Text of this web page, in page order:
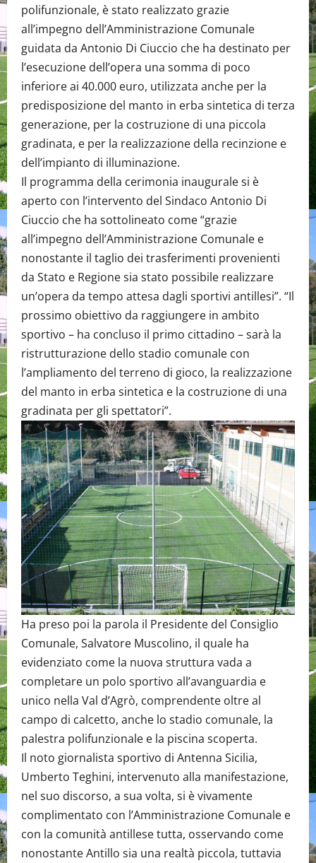
polifunzionale, è stato realizzato grazie
all’impegno dell’Amministrazione Comunale
guidata da Antonio Di Ciuccio che ha destinato per
l’esecuzione dell’opera una somma di poco
inferiore ai 40.000 euro, utilizzata anche per la
predisposizione del manto in erba sintetica di terza
generazione, per la costruzione di una piccola
gradinata, e per la realizzazione della recinzione e
dell’impianto di illuminazione.
Il programma della cerimonia inaugurale si è
aperto con l’intervento del Sindaco Antonio Di
Ciuccio che ha sottolineato come “grazie
all’impegno dell’Amministrazione Comunale e
nonostante il taglio dei trasferimenti provenienti
da Stato e Regione sia stato possibile realizzare
un’opera da tempo attesa dagli sportivi antillesi”. “Il
prossimo obiettivo da raggiungere in ambito
sportivo – ha concluso il primo cittadino – sarà la
ristrutturazione dello stadio comunale con
l’ampliamento del terreno di gioco, la realizzazione
del manto in erba sintetica e la costruzione di una
gradinata per gli spettatori”.
Ha preso poi la parola il Presidente del Consiglio
Comunale, Salvatore Muscolino, il quale ha
evidenziato come la nuova struttura vada a
completare un polo sportivo all’avanguardia e
unico nella Val d’Agrò, comprendente oltre al
campo di calcetto, anche lo stadio comunale, la
palestra polifunzionale e la piscina scoperta.
Il noto giornalista sportivo di Antenna Sicilia,
Umberto Teghini, intervenuto alla manifestazione,
nel suo discorso, a sua volta, si è vivamente
complimentato con l’Amministrazione Comunale e
con la comunità antillese tutta, osservando come
nonostante Antillo sia una realtà piccola, tuttavia